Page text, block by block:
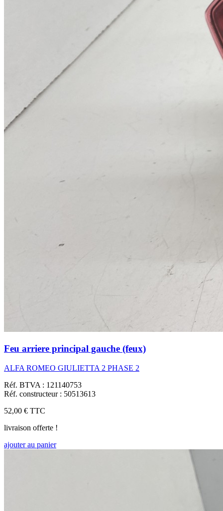
Feu arriere principal gauche (feux)
ALFA ROMEO GIULIETTA 2 PHASE 2
Réf. BTVA : 121140753
Réf. constructeur : 50513613
52,00 € TTC
livraison offerte !
ajouter au panier